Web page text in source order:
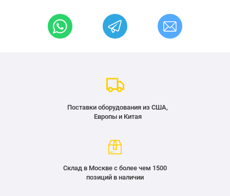
Поставки оборудования из США,
Европы и Китая
Склад в Москве с более чем 1500
позиций в наличии